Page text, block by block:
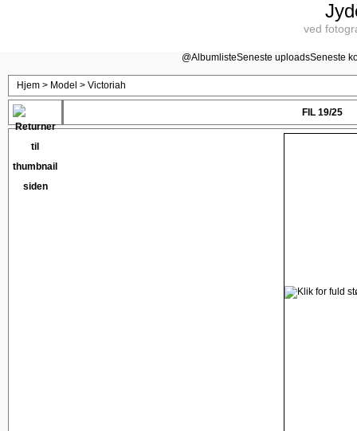
ved
@AlbumlisteSeneste uploadsSeneste
Hjem > Model > Victoriah
FIL 19/25